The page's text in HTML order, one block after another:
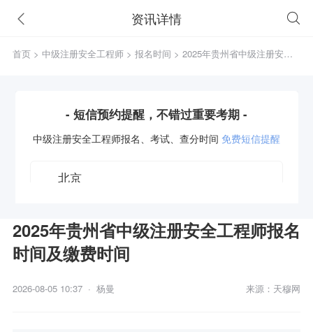
资讯详情
首页 > 中级注册安全工程师 > 报名时间
- 短信预约提醒，不错过重要考期 -
中级注册安全工程师报名、考试、查分时间 免费短信提醒
2025年贵州省中级注册安全工程师报名
时间及缴费时间
2026-08-05 10:37 · 杨曼 来源：天穆网